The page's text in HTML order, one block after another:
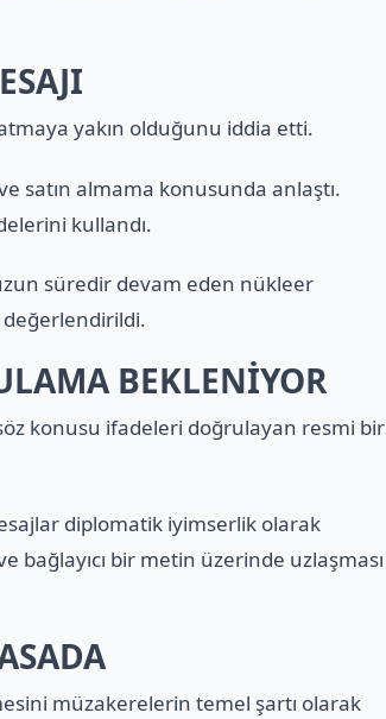
yakın olduğunu iddia etti.
satın almama konusunda anlaştı.
kullandı.
süredir devam eden nükleer
BEKLENİYOR
konusu ifadeleri doğrulayan resmi bir
diplomatik iyimserlik olarak
bağlayıcı bir metin üzerinde uzlaşması
müzakerelerin temel şartı olarak